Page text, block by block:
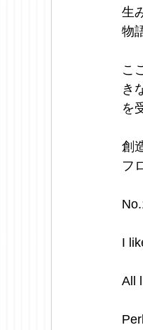
生
物
こ
き
を
創
フ
I
All